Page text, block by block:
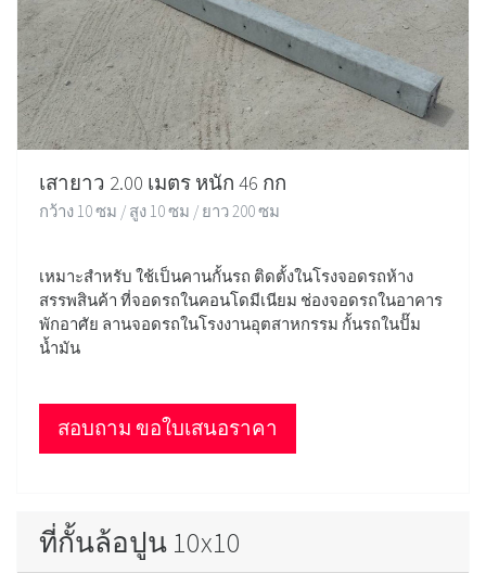
เสายาว 2.00 เมตร หนัก 46 กก
กว้าง 10 ซม / สูง 10 ซม / ยาว 200 ซม
เหมาะสำหรับ ใช้เป็นคานกั้นรถ ติดตั้งในโรงจอดรถห้าง
สรรพสินค้า ที่จอดรถในคอนโดมีเนียม ช่องจอดรถในอาคาร
พักอาศัย ลานจอดรถในโรงงานอุตสาหกรรม กั้นรถในปั๊ม
น้ำมัน
สอบถาม ขอใบเสนอราคา
ที่กั้นล้อปูน 10x10